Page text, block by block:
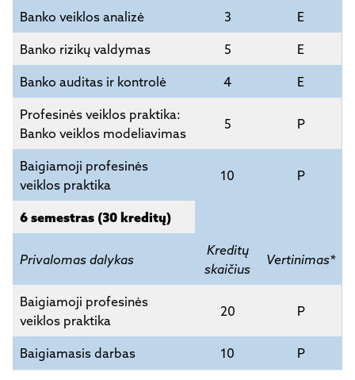
Banko veiklos analizė 3 E
Banko rizikų valdymas 5 E
Banko auditas ir kontrolė 4 E
Profesinės veiklos praktika:
Banko veiklos modeliavimas
5 P
Baigiamoji profesinės
veiklos praktika
10 P
6 semestras (30 kreditų)
Privalomas dalykas
Kreditų
skaičius
Vertinimas*
Baigiamoji profesinės
veiklos praktika
20 P
Baigiamasis darbas 10 P